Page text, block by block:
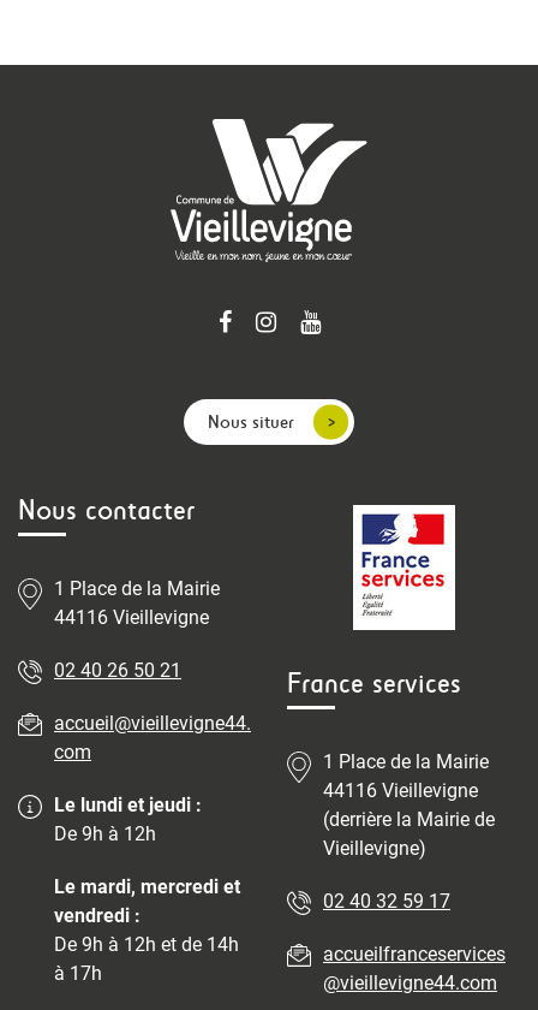
Nous situer
Nous contacter
1 Place de la Mairie
44116 Vieillevigne
02 40 26 50 21
accueil@vieillevigne44.
com
Le lundi et jeudi :
De 9h à 12h
Le mardi, mercredi et
vendredi :
De 9h à 12h et de 14h
à 17h
France services
1 Place de la Mairie
44116 Vieillevigne
(derrière la Mairie de
Vieillevigne)
02 40 32 59 17
accueilfranceservices
@vieillevigne44.com